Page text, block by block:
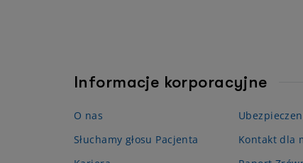
Informacje korporacyjne
O nas
Słuchamy głosu Pacjenta
Kontakt dla